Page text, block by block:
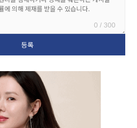
0 / 300